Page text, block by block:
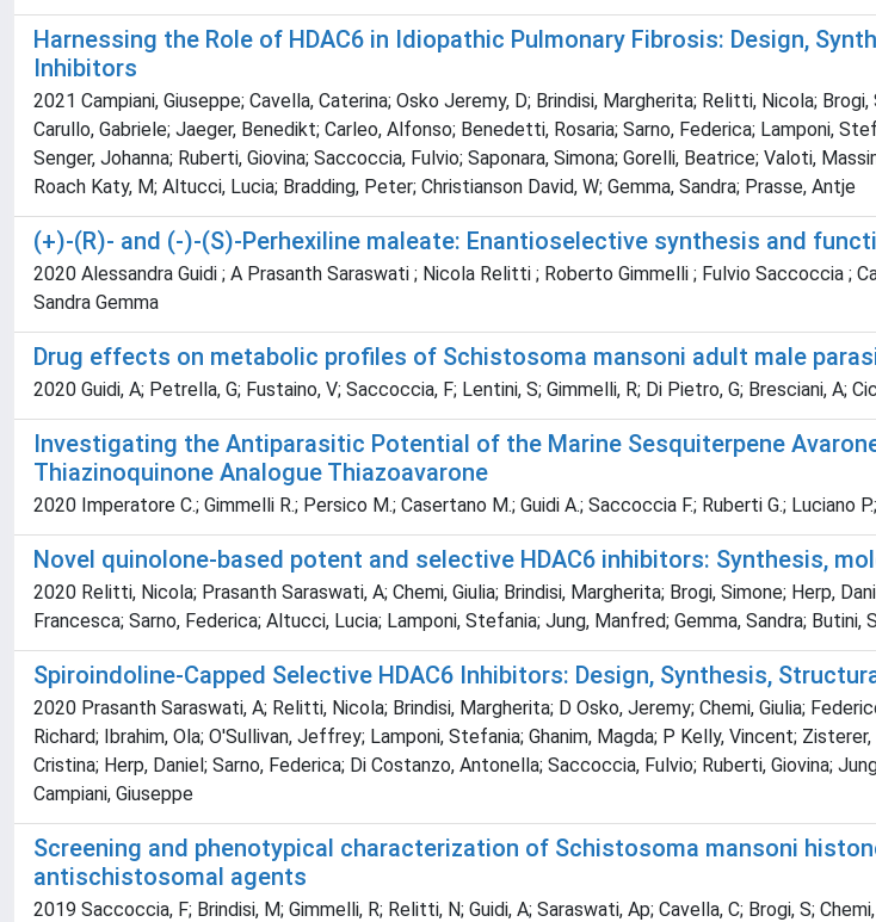
Harnessing the Role of HDAC6 in Idiopathic Pulmonary Fibrosis: Design,
Inhibitors
2021 Campiani, Giuseppe; Cavella, Caterina; Osko Jeremy, D; Brindisi, Margherita; Relitti, Nicola;
Carullo, Gabriele; Jaeger, Benedikt; Carleo, Alfonso; Benedetti, Rosaria; Sarno, Federica; Lamponi,
Senger, Johanna; Ruberti, Giovina; Saccoccia, Fulvio; Saponara, Simona; Gorelli, Beatrice; Valoti,
Roach Katy, M; Altucci, Lucia; Bradding, Peter; Christianson David, W; Gemma, Sandra; Prasse, Antje
(+)-(R)- and (-)-(S)-Perhexiline maleate: Enantioselective synthesis and
2020 Alessandra Guidi ; A Prasanth Saraswati ; Nicola Relitti ; Roberto Gimmelli ; Fulvio Saccoccia ;
Sandra Gemma
Drug effects on metabolic profiles of Schistosoma mansoni adult male
2020 Guidi, A; Petrella, G; Fustaino, V; Saccoccia, F; Lentini, S; Gimmelli, R; Di Pietro, G; Bresciani, A;
Investigating the Antiparasitic Potential of the Marine Sesquiterpene
Thiazinoquinone Analogue Thiazoavarone
2020 Imperatore C.; Gimmelli R.; Persico M.; Casertano M.; Guidi A.; Saccoccia F.; Ruberti G.; Luciano
Novel quinolone-based potent and selective HDAC6 inhibitors: Synthesis,
2020 Relitti, Nicola; Prasanth Saraswati, A; Chemi, Giulia; Brindisi, Margherita; Brogi, Simone; Herp,
Francesca; Sarno, Federica; Altucci, Lucia; Lamponi, Stefania; Jung, Manfred; Gemma, Sandra; Butini,
Spiroindoline-Capped Selective HDAC6 Inhibitors: Design, Synthesis,
2020 Prasanth Saraswati, A; Relitti, Nicola; Brindisi, Margherita; D Osko, Jeremy; Chemi, Giulia;
Richard; Ibrahim, Ola; O'Sullivan, Jeffrey; Lamponi, Stefania; Ghanim, Magda; P Kelly, Vincent;
Cristina; Herp, Daniel; Sarno, Federica; Di Costanzo, Antonella; Saccoccia, Fulvio; Ruberti, Giovina;
Campiani, Giuseppe
Screening and phenotypical characterization of Schistosoma mansoni
antischistosomal agents
2019 Saccoccia, F; Brindisi, M; Gimmelli, R; Relitti, N; Guidi, A; Saraswati, Ap; Cavella, C; Brogi, S;